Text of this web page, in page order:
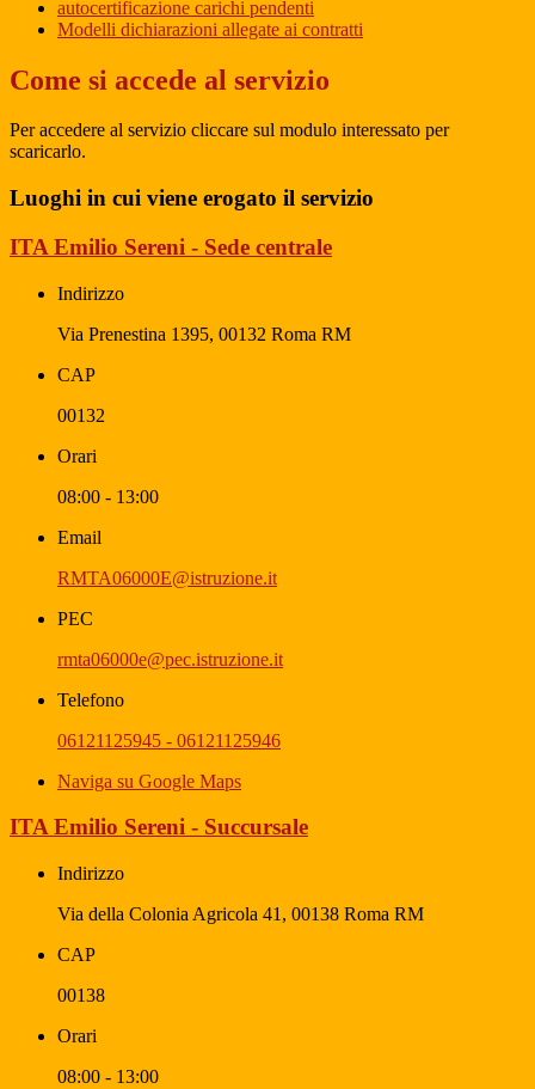
autocertificazione carichi pendenti
Modelli dichiarazioni allegate ai contratti
Come si accede al servizio
Per accedere al servizio cliccare sul modulo interessato per
scaricarlo.
Luoghi in cui viene erogato il servizio
ITA Emilio Sereni - Sede centrale
Indirizzo
Via Prenestina 1395, 00132 Roma RM
CAP
00132
Orari
08:00 - 13:00
Email
RMTA06000E@istruzione.it
PEC
rmta06000e@pec.istruzione.it
Telefono
06121125945 - 06121125946
Naviga su Google Maps
ITA Emilio Sereni - Succursale
Indirizzo
Via della Colonia Agricola 41, 00138 Roma RM
CAP
00138
Orari
08:00 - 13:00